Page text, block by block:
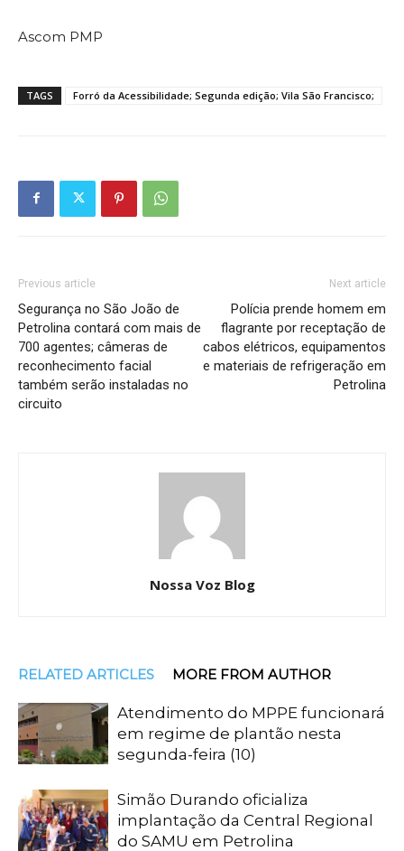
Ascom PMP
TAGS Forró da Acessibilidade; Segunda edição; Vila São Francisco;
Previous article
Segurança no São João de
Petrolina contará com mais de
700 agentes; câmeras de
reconhecimento facial
também serão instaladas no
circuito
Next article
Polícia prende homem em
flagrante por receptação de
cabos elétricos, equipamentos
e materiais de refrigeração em
Petrolina
Nossa Voz Blog
RELATED ARTICLES MORE FROM AUTHOR
Atendimento do MPPE funcionará
em regime de plantão nesta
segunda-feira (10)
Simão Durando oficializa
implantação da Central Regional
do SAMU em Petrolina